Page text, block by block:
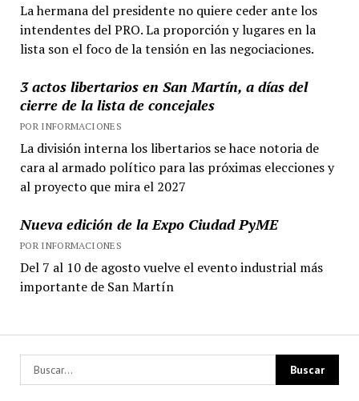
La hermana del presidente no quiere ceder ante los
intendentes del PRO. La proporción y lugares en la
lista son el foco de la tensión en las negociaciones.
3 actos libertarios en San Martín, a días del
cierre de la lista de concejales
POR INFORMACIONES
La división interna los libertarios se hace notoria de
cara al armado político para las próximas elecciones y
al proyecto que mira el 2027
Nueva edición de la Expo Ciudad PyME
POR INFORMACIONES
Del 7 al 10 de agosto vuelve el evento industrial más
importante de San Martín